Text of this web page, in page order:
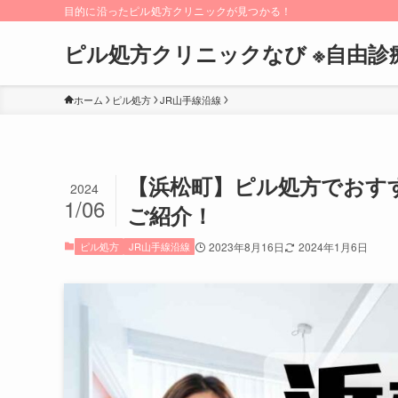
目的に沿ったピル処方クリニックが見つかる！
ピル処方クリニックなび ※自由診
ホーム ピル処方 JR山手線沿線
【浜松町】ピル処方でお
ご紹介！
2024
1/06
ピル処方 JR山手線沿線 2023年8月16日 2024年1月6日